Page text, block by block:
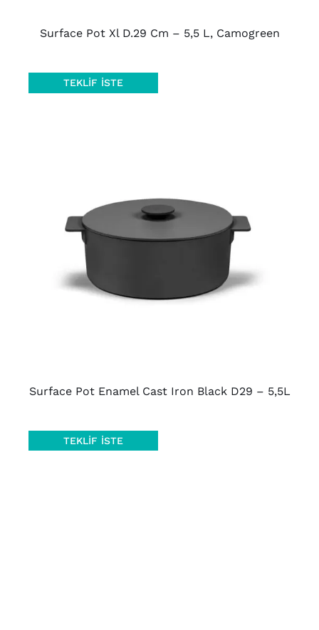
Surface Pot Xl D.29 Cm – 5,5 L, Camogreen
TEKLIF İSTE
Surface Pot Enamel Cast Iron Black D29 – 5,5L
TEKLIF İSTE